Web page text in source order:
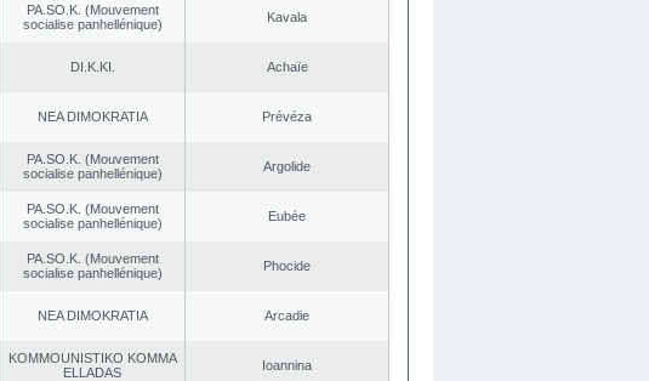
PA.SO.K. (Mouvement
socialise panhellénique)
Kavala
DI.K.KI. Achaïe
NEA DΙMOKRATIA Prévéza
PA.SO.K. (Mouvement
socialise panhellénique)
Argolide
PA.SO.K. (Mouvement
socialise panhellénique)
Eubée
PA.SO.K. (Mouvement
socialise panhellénique)
Phocide
NEA DΙMOKRATIA Arcadie
KOMMOUNISTIKO KOMMA
ELLADAS
Ioannina